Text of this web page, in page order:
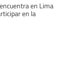
en Lima
en la